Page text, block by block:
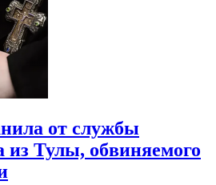
от службы
Тулы, обвиняемого